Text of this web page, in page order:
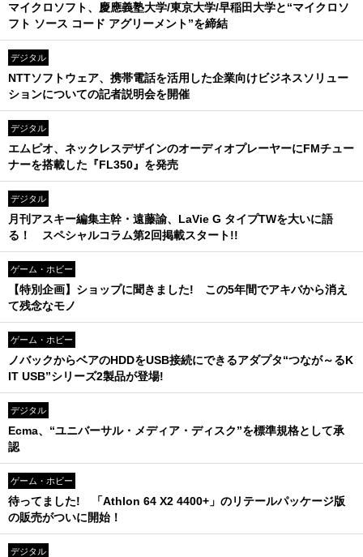
マイクロソフト、慶應義塾大学/東京大学/早稲田大学と“マイクロソ
フト ソース コード アグリーメント”を締結
デジタル
NTTソフトウェア、携帯電話を活用した企業向けビジネスソリュー
ションについての記者説明会を開催
デジタル
エムピオ、ネックレスデザインのオーディオプレーヤーにFMチュー
ナーを搭載した『FL350』を発売
デジタル
月刊アスキー編集主幹・遠藤諭、LaVie G タイプTWを大いに語
る！ スペシャルコラム第2回掲載スタート!!
ゲーム・ホビー
【特別企画】ショップに聞きました! この5年間でアキバから消え
て残念なモノ
ゲーム・ホビー
ノバックからベアのHDDをUSB接続にできるアダプタ“つなが～るK
IT USB”シリーズ2製品が登場!
デジタル
Ecma、“ユニバーサル・メディア・ディスク”を標準規格として承
認
ゲーム・ホビー
待ってました! 「Athlon 64 X2 4400+」のリテールパッケージ版
の販売がついに開始！
デジタル